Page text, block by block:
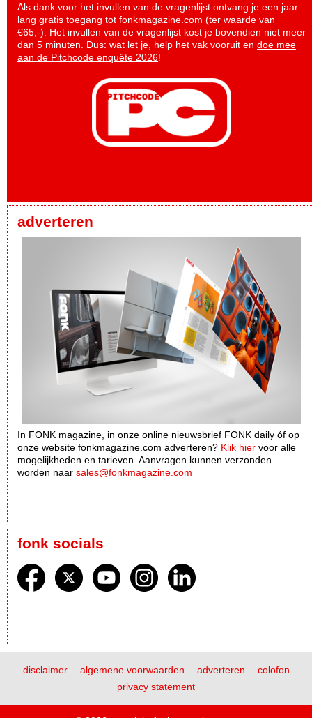
Als dank voor het invullen van de vragenlijst ontvang je een jaar
lang gratis toegang tot fonkmagazine.com (ter waarde van
€65,-). Het invullen van de vragenlijst kost je bovendien niet meer
dan 5 minuten. Dus: wat let je, help het vak vooruit en doe mee
aan de Pitchcode enquête 2026!
adverteren
In FONK magazine, in onze online nieuwsbrief FONK daily óf op
onze website fonkmagazine.com adverteren? Klik hier voor alle
mogelijkheden en tarieven. Aanvragen kunnen verzonden
worden naar sales@fonkmagazine.com
fonk socials
disclaimer algemene voorwaarden adverteren
colofon
privacy statement